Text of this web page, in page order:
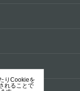
りCookieを
れることで